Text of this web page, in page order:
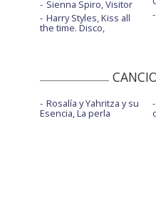
Sienna Spiro, Visitor
Harry Styles, Kiss all
the time. Disco,
Rosalía y Yahritza y su
Esencia, La perla